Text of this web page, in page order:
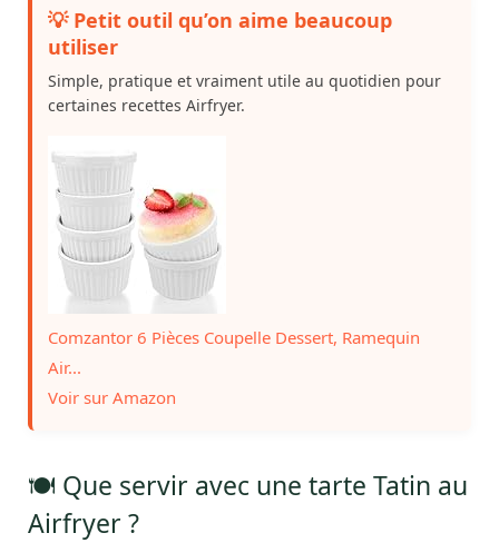
💡 Petit outil qu’on aime beaucoup
utiliser
Simple, pratique et vraiment utile au quotidien pour
certaines recettes Airfryer.
Comzantor 6 Pièces Coupelle Dessert, Ramequin
Air...
Voir sur Amazon
🍽️ Que servir avec une tarte Tatin au
Airfryer ?